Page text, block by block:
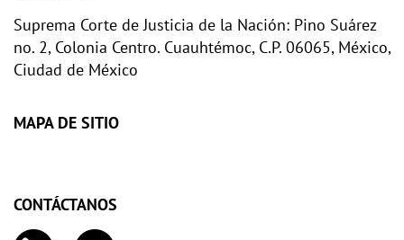
Suprema Corte de Justicia de la Nación: Pino Suárez
no. 2, Colonia Centro. Cuauhtémoc, C.P. 06065, México,
Ciudad de México
MAPA DE SITIO
CONTÁCTANOS